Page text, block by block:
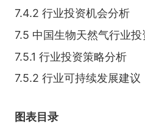
7.4.2 行业投资机会分析
7.5 中国生物天然气行业投
7.5.1 行业投资策略分析
7.5.2 行业可持续发展建议
图表目录